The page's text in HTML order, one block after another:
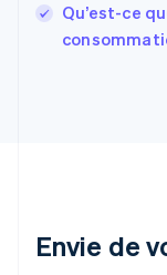
Qu’est-ce
Envie de
FrançaisEnglish
Gibraltar
English
Italie